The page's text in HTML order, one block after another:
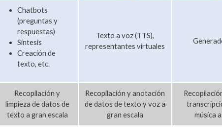
Chatbots
(preguntas y
respuestas)
Síntesis
Creación de
texto, etc.
Texto a voz (TTS),
representantes virtuales
Recopilación y
limpieza de datos de
texto a gran escala
Recopilación y anotación
de datos de texto y voz a
gran escala
música